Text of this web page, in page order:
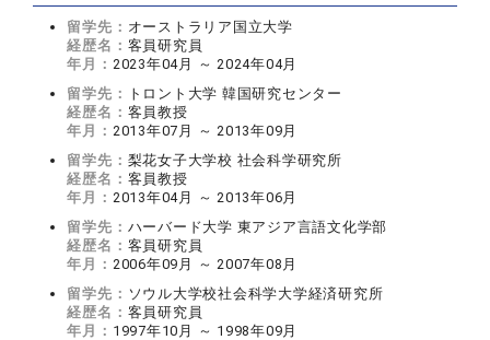
留学先： オーストラリア国立大学
経歴名： 客員研究員
年月： 2023年04月 ～ 2024年04月
留学先：
トロント大学 韓国研究センター
経歴名： 客員教授
年月： 2013年07月 ～ 2013年09月
留学先： 梨花女子大学校 社会科学研究所
経歴名： 客員教授
年月： 2013年04月 ～ 2013年06月
留学先： ハーバード大学 東アジア言語文化学部
経歴名： 客員研究員
年月： 2006年09月 ～ 2007年08月
留学先： ソウル大学校社会科学大学経済研究所
経歴名： 客員研究員
年月： 1997年10月 ～ 1998年09月